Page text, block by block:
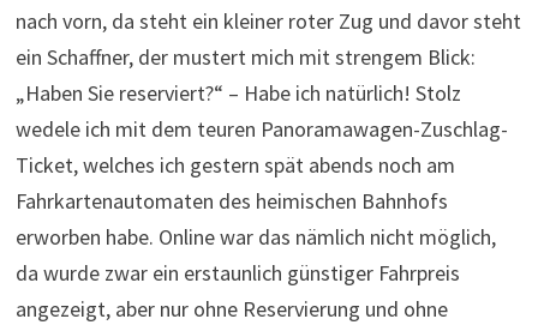
nach vorn, da steht ein kleiner roter Zug und davor steht
ein Schaffner, der mustert mich mit strengem Blick:
„Haben Sie reserviert?“ – Habe ich natürlich! Stolz
wedele ich mit dem teuren Panoramawagen-Zuschlag-
Ticket, welches ich gestern spät abends noch am
Fahrkartenautomaten des heimischen Bahnhofs
erworben habe. Online war das nämlich nicht möglich,
da wurde zwar ein erstaunlich günstiger Fahrpreis
angezeigt, aber nur ohne Reservierung und ohne